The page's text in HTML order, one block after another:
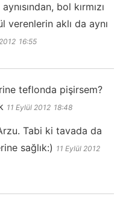
bol kırmızı
verenlerin aklı da aynı
16:55
teflonda pişirsem?
11 Eylül 2012 18:48
Tabi ki tavada da
sağlık:) 11 Eylül 2012